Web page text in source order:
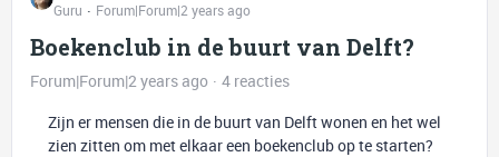
Guru Forum|Forum|2 years ago
Boekenclub in de buurt van Delft?
Forum|Forum|2 years ago
4 reacties
Zijn er mensen die in de buurt van Delft wonen en het wel
zien zitten om met elkaar een boekenclub op te starten?